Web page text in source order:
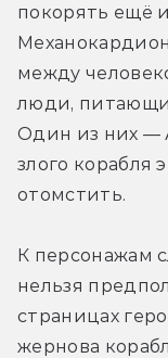
покорять ещё
между
люди,
Один из них —
злого корабля
отомстить.
К персонажам
нельзя
страницах
жернова